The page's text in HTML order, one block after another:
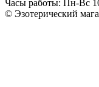
Часы работы: Пн-Вс
© Эзотерический